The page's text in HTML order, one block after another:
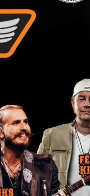
nolēmusi:
atzīt par uzvarētāju
atzīt par uzvarētāju
rekonstrukcija" atzīt